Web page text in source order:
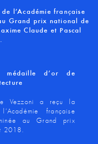
l’Académie française
Grand prix national de
Claude et Pascal
médaille d’or de
Vezzoni a reçu la
française
au Grand prix
2018.